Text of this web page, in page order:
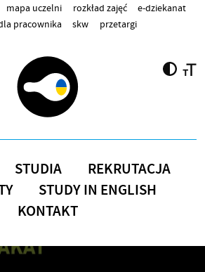
mapa uczelni rozkład zajęć
e-dziekanat
pracownika skw
przetargi
STUDIA
REKRUTACJA
STUDY IN ENGLISH
KONTAKT